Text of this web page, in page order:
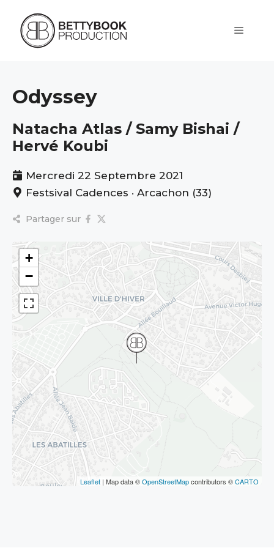
contenu
Odyssey
Natacha Atlas / Samy Bishai /
Hervé Koubi
Mercredi 22 Septembre 2021
Festsival Cadences · Arcachon (33)
Partager sur
+
−
Leaflet | Map data ©OpenStreetMapcontributors ©CARTO